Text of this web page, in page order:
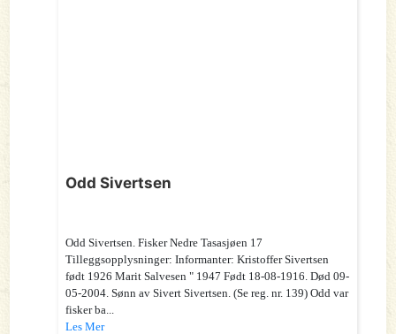
Odd Sivertsen
Odd Sivertsen. Fisker Nedre Tasasjøen 17
Tilleggsopplysninger: Informanter: Kristoffer Sivertsen
født 1926 Marit Salvesen " 1947 Født 18-08-1916. Død 09-
05-2004. Sønn av Sivert Sivertsen. (Se reg. nr. 139) Odd var
fisker ba...
Les Mer